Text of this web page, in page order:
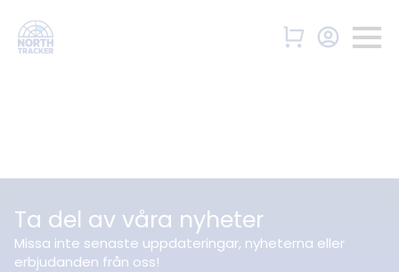
Ta del av våra nyheter
Missa inte senaste uppdateringar, nyheterna eller
erbjudanden från oss!